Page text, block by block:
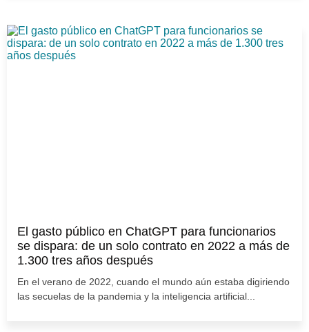
El gasto público en ChatGPT para funcionarios
se dispara: de un solo contrato en 2022 a más de
1.300 tres años después
En el verano de 2022, cuando el mundo aún estaba digiriendo
las secuelas de la pandemia y la inteligencia artificial...